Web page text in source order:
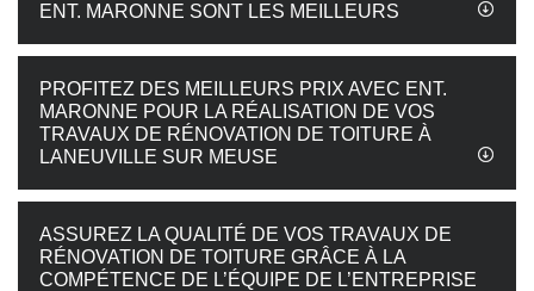
ENT. MARONNE SONT LES MEILLEURS
PROFITEZ DES MEILLEURS PRIX AVEC ENT.
MARONNE POUR LA RÉALISATION DE VOS
TRAVAUX DE RÉNOVATION DE TOITURE À
LANEUVILLE SUR MEUSE
ASSUREZ LA QUALITÉ DE VOS TRAVAUX DE
RÉNOVATION DE TOITURE GRÂCE À LA
COMPÉTENCE DE L’ÉQUIPE DE L’ENTREPRISE